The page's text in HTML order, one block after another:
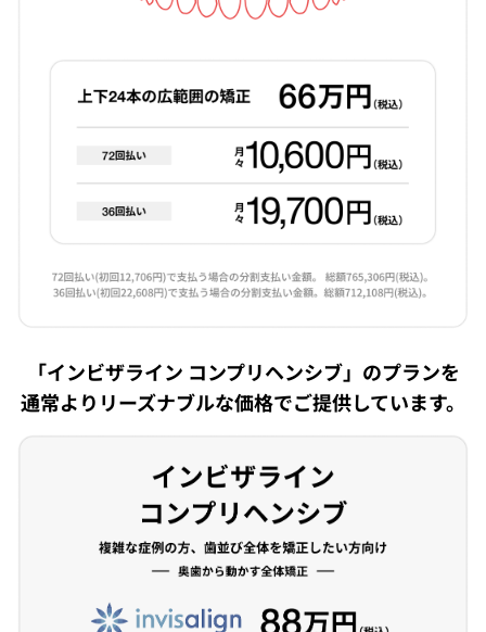
「インビザライン コンプリヘンシブ」のプランを
通常よりリーズナブルな価格でご提供しています。